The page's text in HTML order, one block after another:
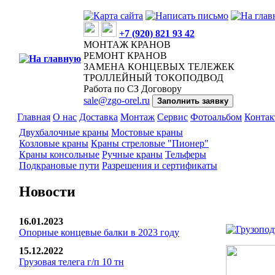
+7 (920) 821 93 42
МОНТАЖ КРАНОВ
РЕМОНТ КРАНОВ
ЗАМЕНА КОНЦЕВЫХ ТЕЛЕЖЕК
ТРОЛЛЕЙНЫЙ ТОКОПОДВОД
Работа по СЗ Договору
sale@zgo-orel.ru
Заполнить заявку
Главная О нас Доставка Монтаж Сервис Фотоальбом
Двухбалочные краны Мостовые краны
Козловые краны Краны стреловые "Пионер"
Краны консольные Ручные краны Тельферы
Подкрановые пути Разрешения и сертификаты
Новости
16.01.2023
Опорные концевые балки в 2023 году
15.12.2022
Грузовая телега г/п 10 тн